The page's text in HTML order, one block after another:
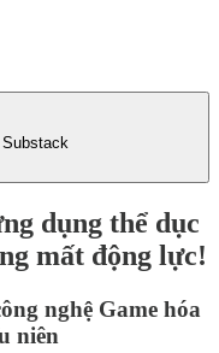
Substack
dụng thể dục
mất động lực!
nghệ Game hóa
niên